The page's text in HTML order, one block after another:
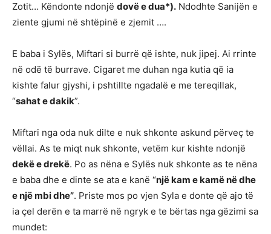
Zotit… Këndonte ndonjë dovë e dua*). Ndodhte Sanijën e
ziente gjumi në shtëpinë e zjemit ….
E baba i Sylës, Miftari si burrë që ishte, nuk jipej. Ai rrinte
në odë të burrave. Cigaret me duhan nga kutia që ia
kishte falur gjyshi, i pshtillte ngadalë e me tereqillak,
“sahat e dakik”.
Miftari nga oda nuk dilte e nuk shkonte askund përveç te
vëllai. As te miqt nuk shkonte, vetëm kur kishte ndonjë
dekë e drekë. Po as nëna e Sylës nuk shkonte as te nëna
e baba dhe e dinte se ata e kanë “një kam e kamë në dhe
e një mbi dhe”. Priste mos po vjen Syla e donte që ajo të
ia çel derën e ta marrë në ngryk e te bërtas nga gëzimi sa
mundet: